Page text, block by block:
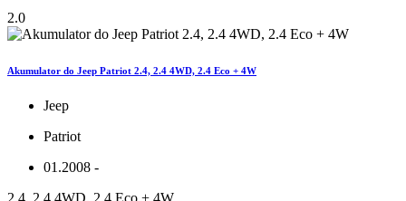
2.0
Akumulator do Jeep Patriot 2.4, 2.4 4WD, 2.4 Eco + 4W
Jeep
Patriot
01.2008 -